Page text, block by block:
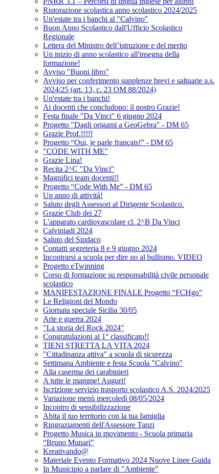
Ristorazione scolastica anno scolastico 2024/2025
Un'estate tra i banchi al "Calvino"
Buon Anno Scolastico dall'Ufficio Scolastico
Regionale
Lettera del Ministro dell’istruzione e del merito
Un inizio di anno scolastico all'insegna della
formazione!
Avviso "Buoni libro"
Avviso per conferimento supplenze brevi e saltuarie a.s.
2024/25 (art. 13, c. 23 OM 88/2024)
Un'estate tra i banchi!
Ai docenti che concludono: il nostro Grazie!
Festa finale "Da Vinci" 6 giugno 2024
Progetto "Dagli origami a GeoGebra" - DM 65
Grazie Prof.!!!!!
Progetto “Oui, je parle français!” - DM 65
"CODE WITH ME"
Grazie Lina!
Recita 2^C "Da Vinci"
Magnifici team docenti!!
Progetto “Code With Me” - DM 65
Un anno di attività!
Saluto degli Assessori al Dirigente Scolastico.
Grazie Club dei 27
L'apparato cardiovascolare cl. 2^B Da Vinci
Calviniadi 2024
Saluto del Sindaco
Contatti segreteria 8 e 9 giugno 2024
Incontrarsi a scuola per dire no al bullismo. VIDEO
Progetto eTwinning
Corso di formazione su responsabilità civile personale
scolastico
MANIFESTAZIONE FINALE Progetto “FCHgo”
Le Religioni del Mondo
Giornata speciale Sicilia 30/05
Arte e guerra 2024
"La storia del Rock 2024"
Congratulazioni al 1° classificato!!
TIENI STRETTA LA VITA 2024
"Cittadinanza attiva" a scuola di sicurezza
Settimana Ambiente e festa Scuola "Calvino"
Alla caserma dei carabinieri
A tutte le mamme! Auguri!
Iscrizione servizio trasporto scolastico A.S. 2024/2025
Variazione menù mercoledì 08/05/2024
Incontro di sensibilizzazione
Abita il tuo territorio con la tua famiglia
Ringraziamenti dell'Assessore Tanzi
Progetto Musica in movimento - Scuola primaria
“Bruno Munari”
Kreativando@
Materiale Evento Formativo 2024 Nuove Linee Guida
In Municipio a parlare di "Ambiente"